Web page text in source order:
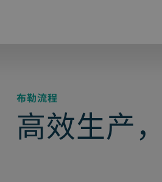
布勒流程
高效生产